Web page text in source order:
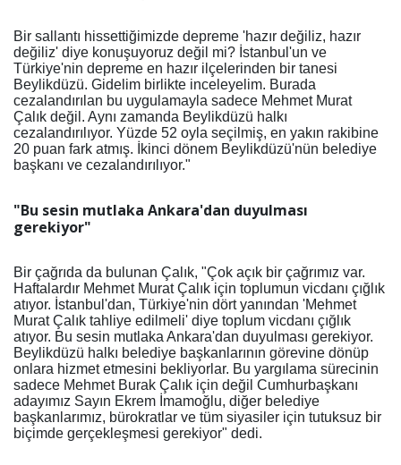
Bir sallantı hissettiğimizde depreme 'hazır değiliz, hazır
değiliz' diye konuşuyoruz değil mi? İstanbul'un ve
Türkiye'nin depreme en hazır ilçelerinden bir tanesi
Beylikdüzü. Gidelim birlikte inceleyelim. Burada
cezalandırılan bu uygulamayla sadece Mehmet Murat
Çalık değil. Aynı zamanda Beylikdüzü halkı
cezalandırılıyor. Yüzde 52 oyla seçilmiş, en yakın rakibine
20 puan fark atmış. İkinci dönem Beylikdüzü'nün belediye
başkanı ve cezalandırılıyor."
"Bu sesin mutlaka Ankara'dan duyulması
gerekiyor"
Bir çağrıda da bulunan Çalık, "Çok açık bir çağrımız var.
Haftalardır Mehmet Murat Çalık için toplumun vicdanı çığlık
atıyor. İstanbul'dan, Türkiye'nin dört yanından 'Mehmet
Murat Çalık tahliye edilmeli' diye toplum vicdanı çığlık
atıyor. Bu sesin mutlaka Ankara'dan duyulması gerekiyor.
Beylikdüzü halkı belediye başkanlarının görevine dönüp
onlara hizmet etmesini bekliyorlar. Bu yargılama sürecinin
sadece Mehmet Burak Çalık için değil Cumhurbaşkanı
adayımız Sayın Ekrem İmamoğlu, diğer belediye
başkanlarımız, bürokratlar ve tüm siyasiler için tutuksuz bir
biçimde gerçekleşmesi gerekiyor" dedi.